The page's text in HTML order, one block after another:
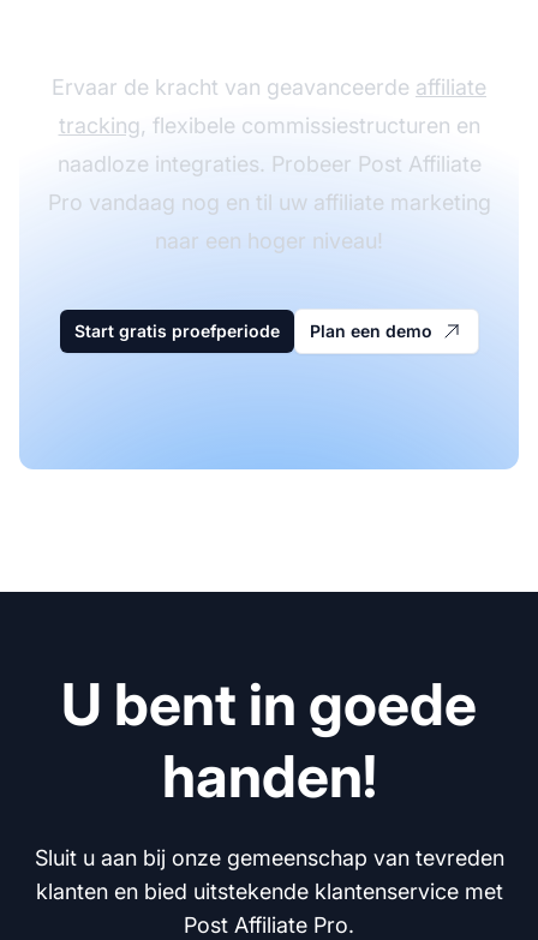
Ervaar de kracht van geavanceerde affiliate
tracking, flexibele commissiestructuren en
naadloze integraties. Probeer Post Affiliate
Pro vandaag nog en til uw affiliate marketing
naar een hoger niveau!
Start gratis proefperiode Plan een demo
U bent in goede
handen!
Sluit u aan bij onze gemeenschap van tevreden
klanten en bied uitstekende klantenservice met
Post Affiliate Pro.